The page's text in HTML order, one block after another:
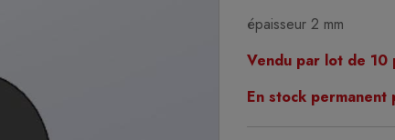
épaisseur 2 mm
Vendu par lot de 10
En stock